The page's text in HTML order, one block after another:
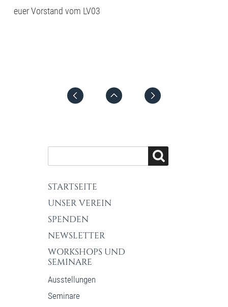
euer Vorstand vom LV03
STARTSEITE
UNSER VEREIN
SPENDEN
NEWSLETTER
WORKSHOPS UND
SEMINARE
Ausstellungen
Seminare